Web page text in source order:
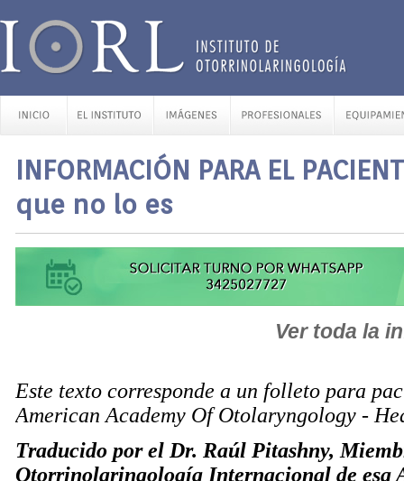
INFORMACIÓN PARA EL
que no lo es
Ver toda la
Este texto corresponde a un folleto para
American Academy Of Otolaryngology -
Traducido por el Dr. Raúl Pitashny,
Otorrinolaringología Internacional de esa